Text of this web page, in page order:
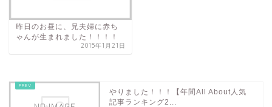
昨日のお昼に、兄夫婦に赤ち
ゃんが生まれました！！！！
2015年1月21日
やりました！！！【年間All About人気
記事ランキング2...